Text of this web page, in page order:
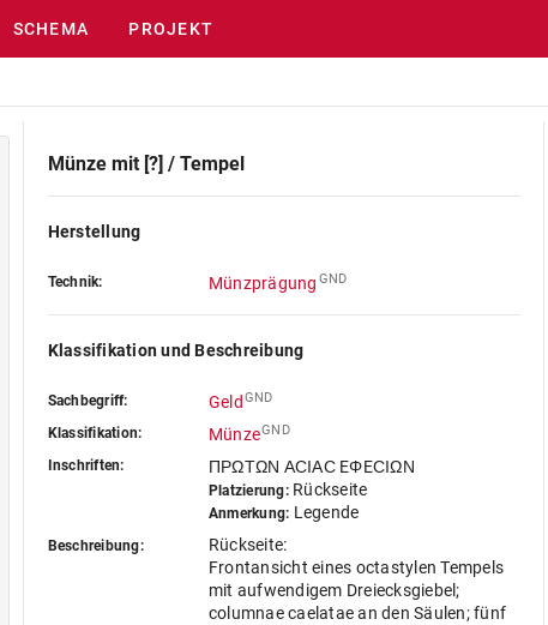
SCHEMA PROJEKT
Münze mit [?] / Tempel
Herstellung
Technik: Münzprägung GND
Klassifikation und Beschreibung
Sachbegriff: Geld GND
Klassifikation: MünzeGND
Inschriften: ΠΡΩΤΩΝ ΑϹΙΑϹ EΦEϹΙΩΝ
Platzierung:Rückseite
Anmerkung: Legende
Beschreibung:
Rückseite:
Frontansicht eines octastylen Tempels
mit aufwendigem Dreiecksgiebel;
columnae caelatae an den Säulen; fünf